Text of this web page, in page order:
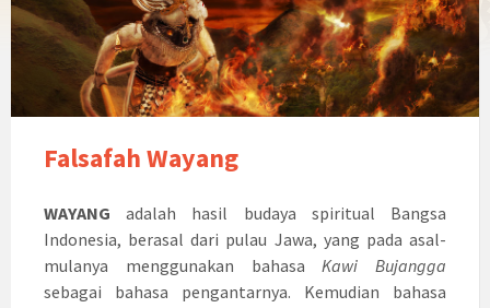
Falsafah Wayang
WAYANG adalah hasil budaya spiritual Bangsa
Indonesia, berasal dari pulau Jawa, yang pada asal-
mulanya menggunakan bahasaKawi Bujangga
sebagai bahasa pengantarnya. Kemudian bahasa